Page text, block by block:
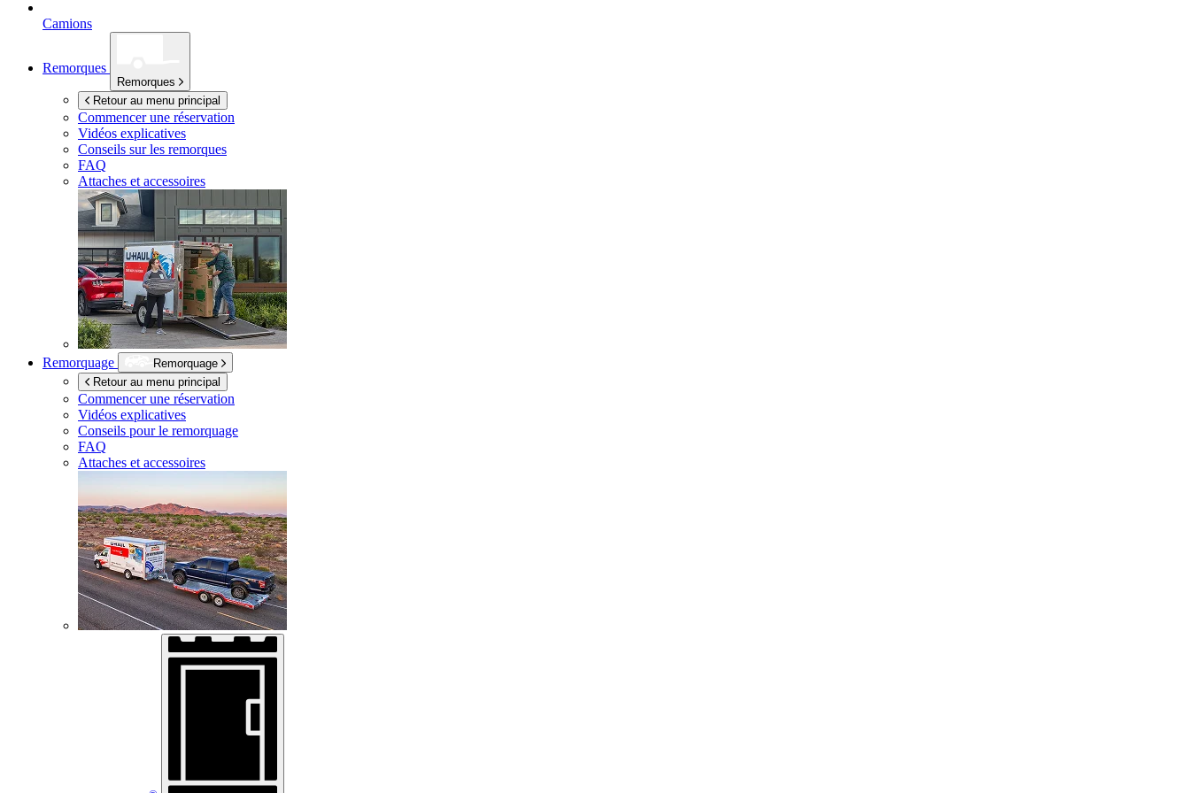
Camions
Remorques
Remorques
Retour au menu principal
Commencer une réservation
Vidéos explicatives
Conseils sur les remorques
FAQ
Attaches et accessoires
Remorquage
Remorquage
Retour au menu principal
Commencer une réservation
Vidéos explicatives
Conseils pour le remorquage
FAQ
Attaches et accessoires